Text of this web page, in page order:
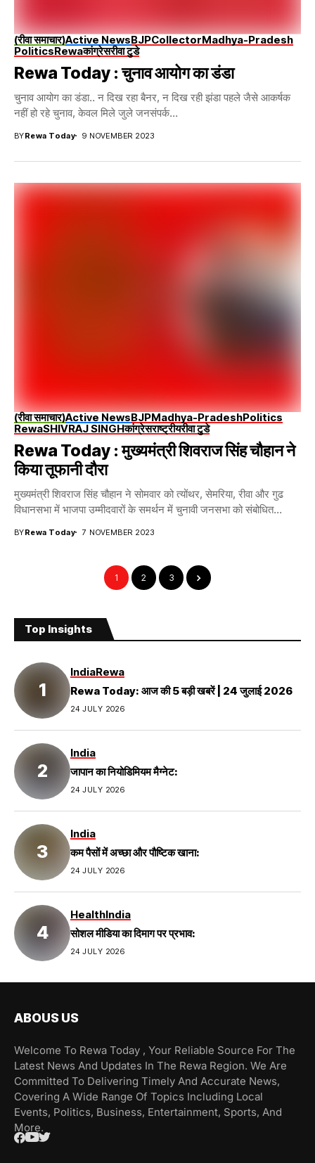
(रीवा समाचार)Active NewsBJPCollectorMadhya-Pradesh
PoliticsRewaकांग्रेसरीवा टुडे
Rewa Today : चुनाव आयोग का डंडा
चुनाव आयोग का डंडा.. न दिख रहा बैनर, न दिख रही झंडा पहले जैसे आकर्षक
नहीं हो रहे चुनाव, केवल मिले जुले जनसंपर्क...
BYRewa Today 9 NOVEMBER 2023
(रीवा समाचार)Active NewsBJPMadhya-PradeshPolitics
RewaSHIVRAJ SINGHकांग्रेसराष्ट्रीयरीवा टुडे
Rewa Today : मुख्यमंत्री शिवराज सिंह चौहान ने
किया तूफानी दौरा
मुख्यमंत्री शिवराज सिंह चौहान ने सोमवार को त्योंथर, सेमरिया, रीवा और गुढ
विधानसभा में भाजपा उम्मीदवारों के समर्थन में चुनावी जनसभा को संबोधित...
BYRewa Today 7 NOVEMBER 2023
1 2 3
Top Insights
IndiaRewa
Rewa Today: आज की 5 बड़ी खबरें | 24 जुलाई 2026
24 JULY 2026
India
जापान का नियोडिमियम मैग्नेट:
24 JULY 2026
India
कम पैसों में अच्छा और पौष्टिक खाना:
24 JULY 2026
HealthIndia
सोशल मीडिया का दिमाग पर प्रभाव:
24 JULY 2026
ABOUS US
Welcome To Rewa Today , Your Reliable Source For The
Latest News And Updates In The Rewa Region. We Are
Committed To Delivering Timely And Accurate News,
Covering A Wide Range Of Topics Including Local
Events, Politics, Business, Entertainment, Sports, And
More.